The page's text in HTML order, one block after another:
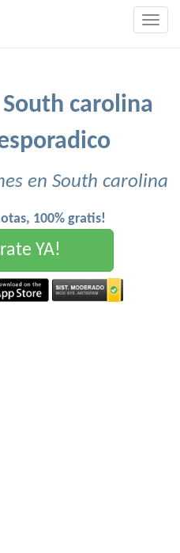
carolina
en South carolina
100% gratis!
YA!